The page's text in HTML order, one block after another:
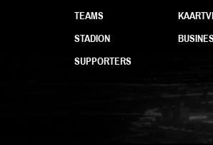
TEAMS
STADION
SUPPORTERS